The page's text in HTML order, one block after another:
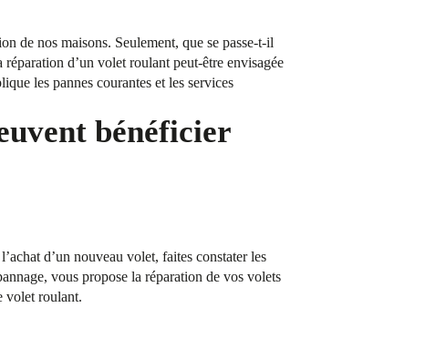
de nos maisons. Seulement, que se passe-t-il
d’un volet roulant peut-être envisagée
les pannes courantes et les services
bénéficier
d’un nouveau volet, faites constater les
vous propose la réparation de vos volets
volet roulant.